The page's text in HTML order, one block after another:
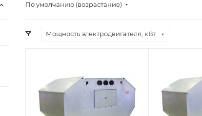
По умолчанию (возрастание)
Мощность электродвигателя, кВт